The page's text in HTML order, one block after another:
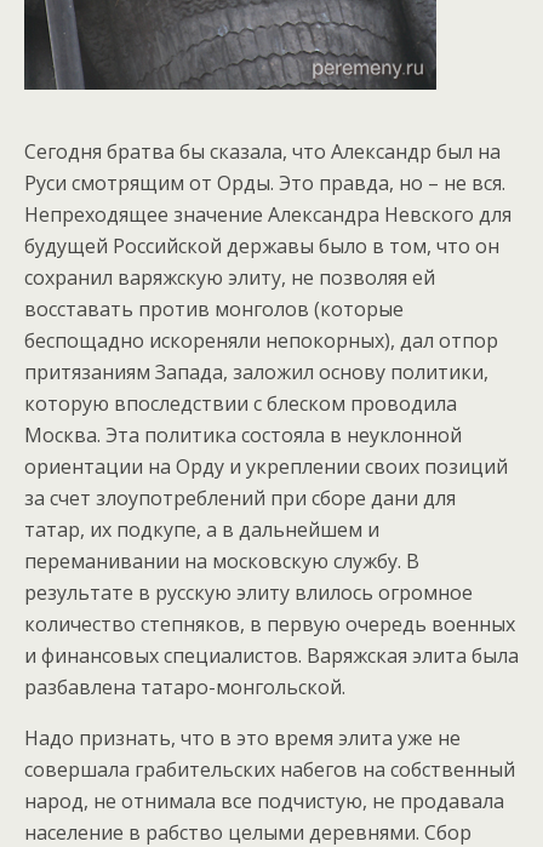
Сегодня братва бы сказала, что Александр был на
Руси смотрящим от Орды. Это правда, но – не вся.
Непреходящее значение Александра Невского для
будущей Российской державы было в том, что он
сохранил варяжскую элиту, не позволяя ей
восставать против монголов (которые
беспощадно искореняли непокорных), дал отпор
притязаниям Запада, заложил основу политики,
которую впоследствии с блеском проводила
Москва. Эта политика состояла в неуклонной
ориентации на Орду и укреплении своих позиций
за счет злоупотреблений при сборе дани для
татар, их подкупе, а в дальнейшем и
переманивании на московскую службу. В
результате в русскую элиту влилось огромное
количество степняков, в первую очередь военных
и финансовых специалистов. Варяжская элита была
разбавлена татаро-монгольской.
Надо признать, что в это время элита уже не
совершала грабительских набегов на собственный
народ, не отнимала все подчистую, не продавала
население в рабство целыми деревнями. Сбор